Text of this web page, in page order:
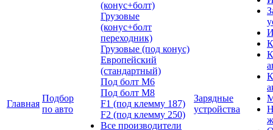
Главная
Подбор
по авто
(конус+болт)
Грузовые
(конус+болт
переходник)
Грузовые (под конус)
Европейский
(стандартный)
Под болт M6
Под болт М8
F1 (под клемму 187)
F2 (под клемму 250)
Все производители
Зарядные
устройства